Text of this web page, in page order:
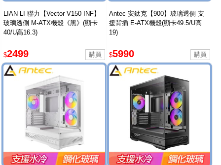
LIAN LI 聯力【Vector V150 INF】
玻璃透側 M-ATX機殼《黑》(顯卡
40/U高16.3)
$2499
Antec 安鈦克【900】玻璃透側 支
援背插 E-ATX機殼(顯卡49.5/U高
19)
$5990